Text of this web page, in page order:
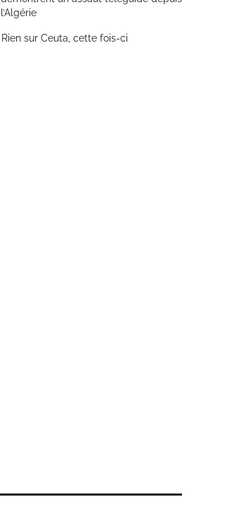
l’Algérie
Rien sur Ceuta, cette fois-ci